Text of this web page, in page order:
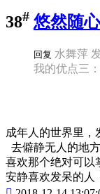
38# 悠然随心
回复 水舞萍
我的优点三
成年人的世界里，
去僻静无人的地
喜欢那个绝对可以
安静喜欢发呆的人